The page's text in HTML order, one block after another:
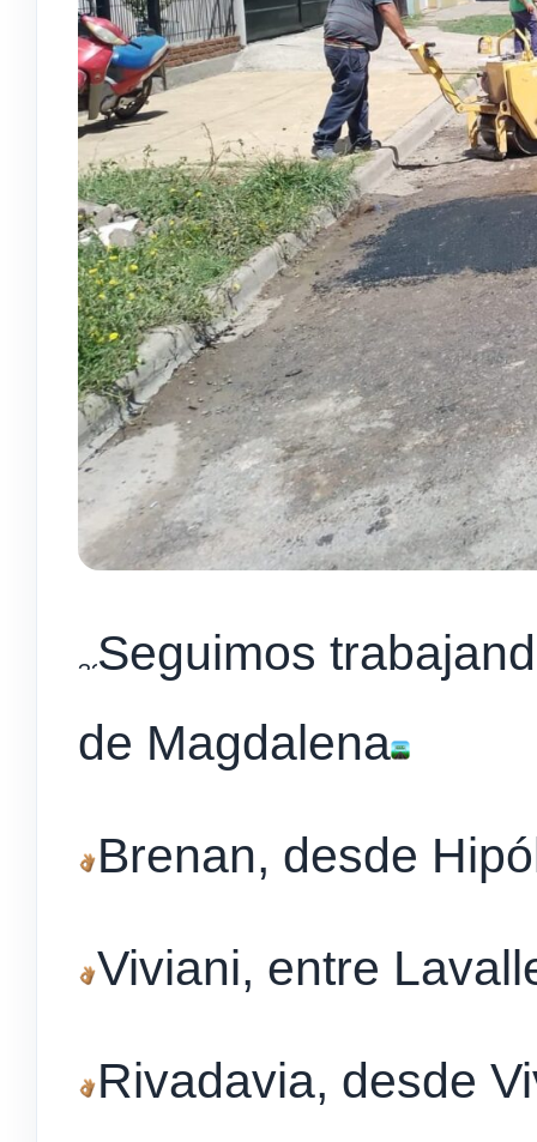
Seguimos
de Magdalena
Brenan, desde
Viviani, entre
Rivadavia, desde